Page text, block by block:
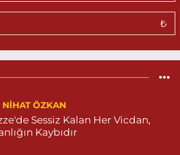
SELAHADDİN EYYÜBİ CADDE NO:39 B
CAD. NO:21 A 04825030197
Yol Tarifi Al
₺
NIHAT ÖZKAN
Sessiz Kalan Her Vicdan,
Kaybıdır